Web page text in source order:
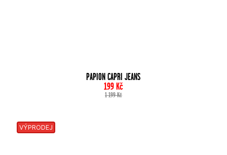
PAPION CAPRI JEANS
199Kč
1 199Kč
VÝPRODEJ